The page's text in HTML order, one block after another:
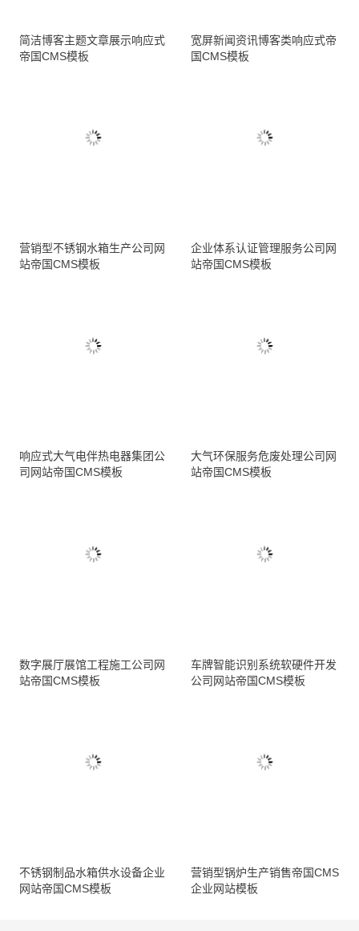
简洁博客主题文章展示响应式
帝国CMS模板
宽屏新闻资讯博客类响应式帝
国CMS模板
营销型不锈钢水箱生产公司网
站帝国CMS模板
企业体系认证管理服务公司网
站帝国CMS模板
响应式大气电伴热电器集团公
司网站帝国CMS模板
大气环保服务危废处理公司网
站帝国CMS模板
数字展厅展馆工程施工公司网
站帝国CMS模板
车牌智能识别系统软硬件开发
公司网站帝国CMS模板
不锈钢制品水箱供水设备企业
网站帝国CMS模板
营销型锅炉生产销售帝国CMS
企业网站模板